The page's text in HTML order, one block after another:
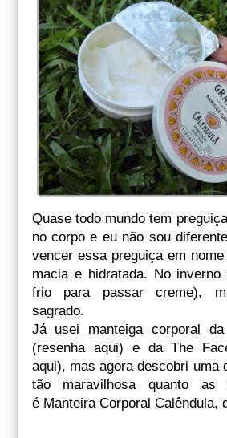
Quase todo mundo tem
no corpo e eu não sou
vencer essa preguiça em
macia e hidratada. No
frio para passar creme),
sagrado.
Já usei manteiga corporal
(resenha aqui) e da The
aqui), mas agora descobri uma
tão maravilhosa quanto as
é Manteira Corporal Calêndula,